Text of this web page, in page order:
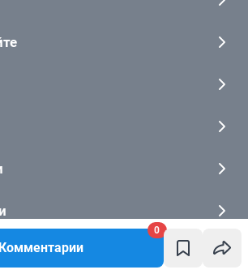
Комментарии
0
Роскомнадзора и государственных органов